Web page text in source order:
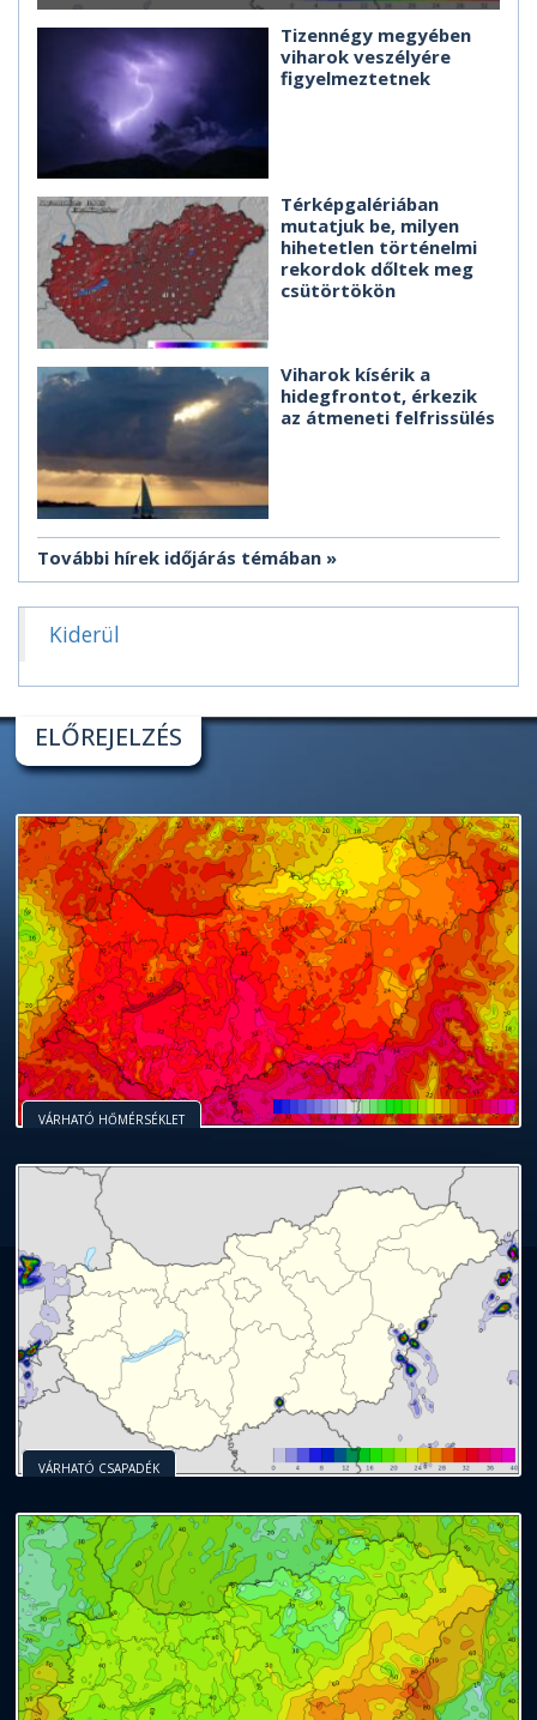
Tizennégy megyében
viharok veszélyére
figyelmeztetnek
Térképgalériában
mutatjuk be, milyen
hihetetlen történelmi
rekordok dőltek meg
csütörtökön
Viharok kísérik a
hidegfrontot, érkezik
az átmeneti felfrissülés
További hírek időjárás témában
Kiderül
ELŐREJELZÉS
VÁRHATÓ HŐMÉRSÉKLET
VÁRHATÓ CSAPADÉK